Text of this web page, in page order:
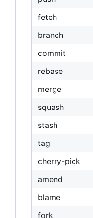
fetch
branch
commit
rebase
merge
squash
stash
tag
cherry-pick
amend
blame
fork